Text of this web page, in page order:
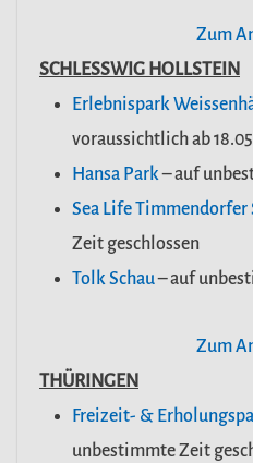
Zum
SCHLESSWIG HOLLSTEIN
Erlebnispark
voraussichtlich ab
Hansa Park– auf
Sea Life Timmendorfer
Zeit geschlossen
Tolk Schau– auf
Zum
THÜRINGEN
Freizeit- &
unbestimmte Zeit